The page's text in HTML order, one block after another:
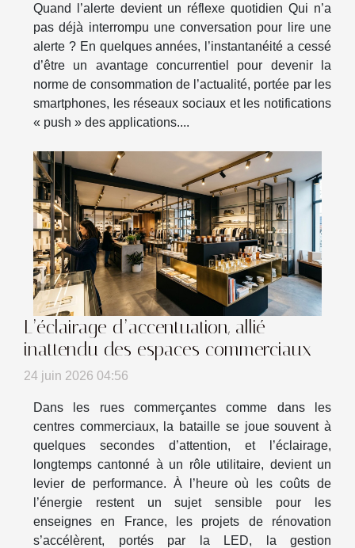
Quand l’alerte devient un réflexe quotidien Qui n’a
pas déjà interrompu une conversation pour lire une
alerte ? En quelques années, l’instantanéité a cessé
d’être un avantage concurrentiel pour devenir la
norme de consommation de l’actualité, portée par les
smartphones, les réseaux sociaux et les notifications
« push » des applications....
L’éclairage d’accentuation, allié
inattendu des espaces commerciaux
24 juin 2026 04:56
Dans les rues commerçantes comme dans les
centres commerciaux, la bataille se joue souvent à
quelques secondes d’attention, et l’éclairage,
longtemps cantonné à un rôle utilitaire, devient un
levier de performance. À l’heure où les coûts de
l’énergie restent un sujet sensible pour les
enseignes en France, les projets de rénovation
s’accélèrent, portés par la LED, la gestion